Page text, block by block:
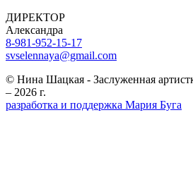
ДИРЕКТОР
Александра
8-981-952-15-17
svselennaya@gmail.com
© Нина Шацкая - Заслуженная
– 2026 г.
разработка и поддержка Мария Буга